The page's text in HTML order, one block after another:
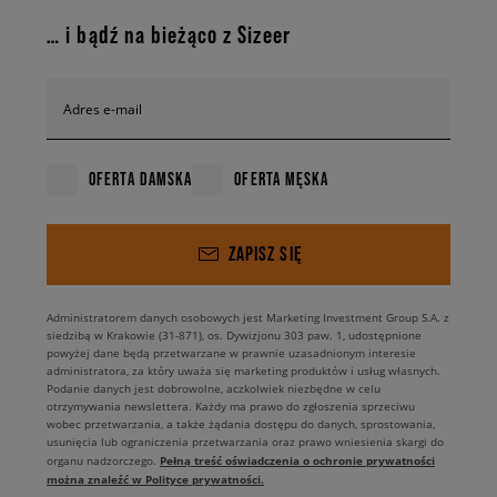
Niezależnie, w jakim stylu nosisz odzież, tutaj znajdziesz bluzy hoodie
męskie, które przypadną do gustu zarówno miłośnikom kultowego
wiele — dla chłopaka, który stawia na klasykę, jak i miłośnika kroju
oversize. Wybierasz maksymalną swobodę? W takim razie nasza
z kapturem o kroju oversize to must-have w każdej szafie – od lat królują
ściągaczami sprawdzą się podczas wizyt w skateparku, a także na
spotkaniach ze znajomymi. Ale w tym sezonie rządzą także bluzy męskie
z kapturem inspirowane minionymi dekadami, zwłaszcza latami 00.,
które pozwolą Ci stworzyć fity nawiązujące do najlepszych
streetwearowych tradycji. Dopasowane formy i śliskie materiały
przeniosą Cię wprost do świata britpopou, który kreował wtedy miejskie
trendy. Jeśli wolisz styl urban outdoor, postaw na proste bluzy z
kapturem utrzymane w odcieniach czerni, brązu i ciemnej zieleni, które
zmatchujesz z parą spodni cargo i masywnych bootsów.
Z czym fitują bluzy męskie z kapturem?
Bluzy z kapturemto absolutny klasyk streetwearu. Aby nadać swojemu
… i bądź na bieżąco z Sizeer
Adres e-mail
OFERTA DAMSKA OFERTA MĘSKA
ZAPISZ SIĘ
Administratorem danych osobowych jest Marketing Investment Group S.A. z
siedzibą w Krakowie (31-871), os. Dywizjonu 303 paw. 1, udostępnione
powyżej dane będą przetwarzane w prawnie uzasadnionym interesie
administratora, za który uważa się marketing produktów i usług własnych.
Podanie danych jest dobrowolne, aczkolwiek niezbędne w celu
otrzymywania newslettera. Każdy ma prawo do zgłoszenia sprzeciwu
wobec przetwarzania, a także żądania dostępu do danych, sprostowania,
usunięcia lub ograniczenia przetwarzania oraz prawo wniesienia skargi do
organu nadzorczego. Pełną treść oświadczenia o ochronie prywatności
można znaleźć w Polityce prywatności.